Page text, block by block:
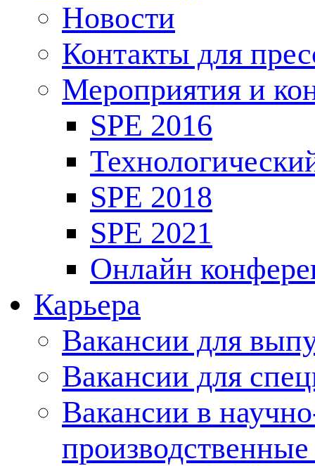
Новости
Контакты для
Мероприятия и
SPE 2016
SPE 2018
SPE 2021
Онлайн
Карьера
Вакансии для
Вакансии для
Вакансии в